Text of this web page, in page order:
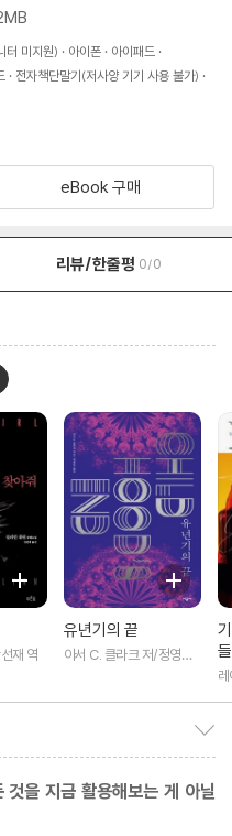
미지원) 아이폰
아이패드
전자책단말기(저사양 기기 사용 불가)
eBook 구매
리뷰/한줄평 0/0
재 역
유년기의 끝
아서 C. 클라크 저/정영목
을 지금 활용해보는 게 아닐